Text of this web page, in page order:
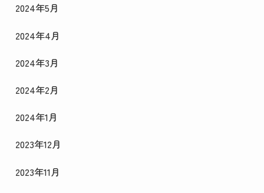
2024年5月
2024年4月
2024年3月
2024年2月
2024年1月
2023年12月
2023年11月